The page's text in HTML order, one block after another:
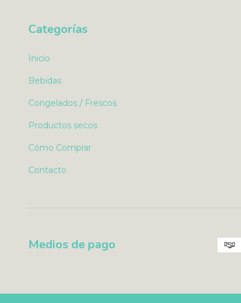
Categorías
Inicio
Bebidas
Congelados / Frescos
Productos secos
Cómo Comprar
Contacto
Medios de pago